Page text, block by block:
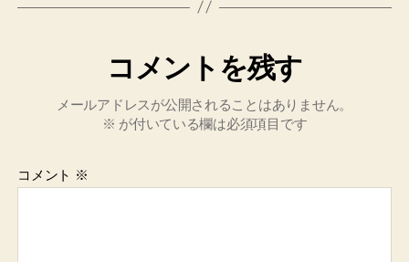
コメントを残す
メールアドレスが公開されることはありません。
※ が付いている欄は必須項目です
コメント ※